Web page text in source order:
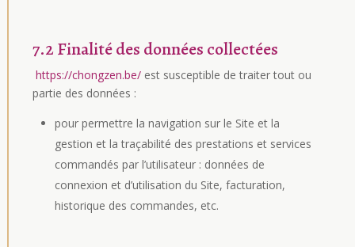
7.2 Finalité des données collectées
https://chongzen.be/est susceptible de traiter tout ou
partie des données :
pour permettre la navigation sur le Site et la
gestion et la traçabilité des prestations et services
commandés par l’utilisateur : données de
connexion et d’utilisation du Site, facturation,
historique des commandes, etc.